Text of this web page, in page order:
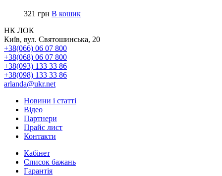
321 грн В кошик
НК ЛОК
Київ, вул. Святошинська, 20
+38(066) 06 07 800
+38(068) 06 07 800
+38(093) 133 33 86
+38(098) 133 33 86
arlanda@ukr.net
Новини і статті
Відео
Партнери
Прайс лист
Контакти
Кабінет
Список бажань
Гарантія